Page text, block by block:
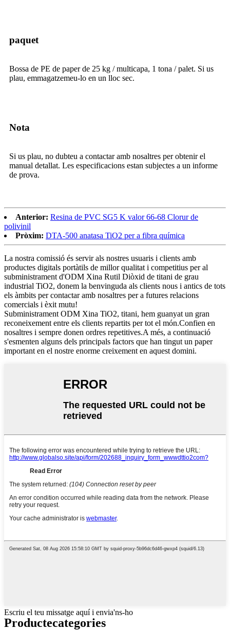
paquet
Bossa de PE de paper de 25 kg / multicapa, 1 tona / palet. Si us
plau, emmagatzemeu-lo en un lloc sec.
Nota
Si us plau, no dubteu a contactar amb nosaltres per obtenir el
manual detallat. Les especificacions estan subjectes a un informe
de prova.
Anterior: Resina de PVC SG5 K valor 66-68 Clorur de
polivinil
Pròxim: DTA-500 anatasa TiO2 per a fibra química
La nostra comissió és servir als nostres usuaris i clients amb
productes digitals portàtils de millor qualitat i competitius per al
subministrament d'ODM Xina Rutil Diòxid de titani de grau
industrial TiO2, donem la benvinguda als clients nous i antics de tots
els àmbits per contactar amb nosaltres per a futures relacions
comercials i èxit mutu!
Subministrament ODM Xina TiO2, titani, hem guanyat un gran
reconeixement entre els clients repartits per tot el món.Confien en
nosaltres i sempre donen ordres repetitives.A més, a continuació
s'esmenten alguns dels principals factors que han tingut un paper
important en el nostre enorme creixement en aquest domini.
Escriu el teu missatge aquí i envia'ns-ho
Productecategories